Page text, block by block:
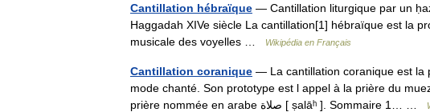
Cantillation hébraïque — Cantillation liturgique par un
Haggadah XIVe siècle La cantillation[1] hébraïque est la
musicale des voyelles …
Wikipédia en Français
Cantillation coranique — La cantillation coranique est la
mode chanté. Son prototype est l appel à la prière du
prière nommée en arabe صلاة [ ṣalāʰ ]. Sommaire 1… …